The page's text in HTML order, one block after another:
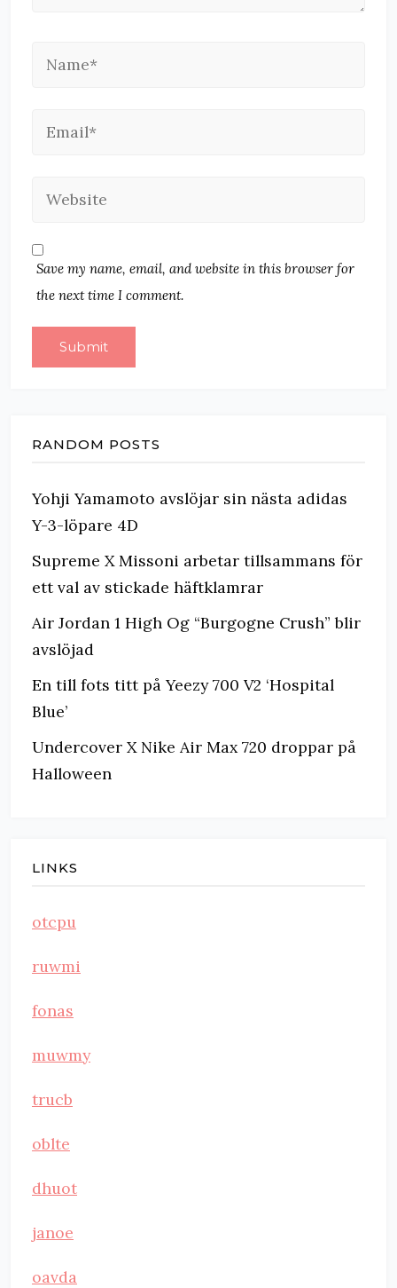
Save my name, email, and website in this browser for
the next time I comment.
RANDOM POSTS
Yohji Yamamoto avslöjar sin nästa adidas
Y-3-löpare 4D
Supreme X Missoni arbetar tillsammans för
ett val av stickade häftklamrar
Air Jordan 1 High Og “Burgogne Crush” blir
avslöjad
En till fots titt på Yeezy 700 V2 ‘Hospital
Blue’
Undercover X Nike Air Max 720 droppar på
Halloween
LINKS
otcpu
ruwmi
fonas
muwmy
trucb
oblte
dhuot
janoe
oavda